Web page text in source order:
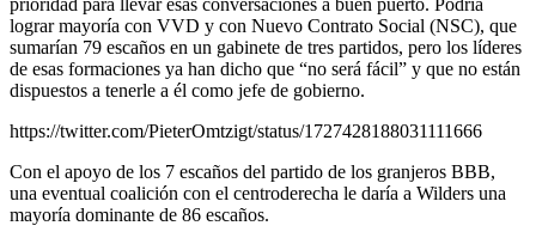
prioridad para llevar esas conversaciones a buen puerto. Podría
lograr mayoría con VVD y con Nuevo Contrato Social (NSC), que
sumarían 79 escaños en un gabinete de tres partidos, pero los líderes
de esas formaciones ya han dicho que “no será fácil” y que no están
dispuestos a tenerle a él como jefe de gobierno.
https://twitter.com/PieterOmtzigt/status/1727428188031111666
Con el apoyo de los 7 escaños del partido de los granjeros BBB,
una eventual coalición con el centroderecha le daría a Wilders una
mayoría dominante de 86 escaños.